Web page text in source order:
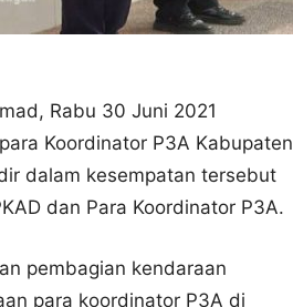
Rabu 30 Juni 2021
Koordinator P3A Kabupaten
dalam kesempatan tersebut
dan Para Koordinator P3A.
pembagian kendaraan
para koordinator P3A di